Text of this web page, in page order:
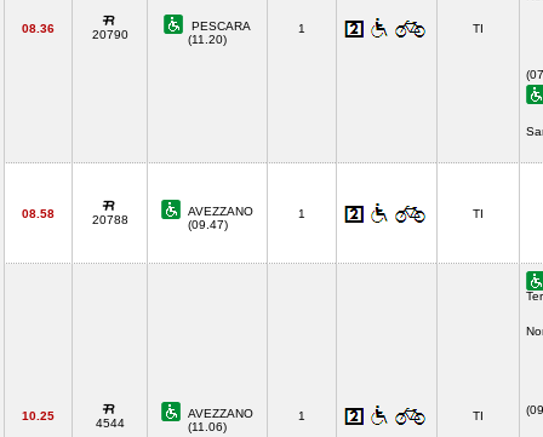
08.36 20790
PESCARA
(11.20)
1 TI
08.58 20788
AVEZZANO
(09.47)
1 TI
10.25
4544
AVEZZANO
(11.06)
1 TI